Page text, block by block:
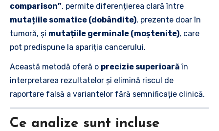
comparison”, permite diferențierea clară între
mutațiile somatice (dobândite), prezente doar în
tumoră, și mutațiile germinale (moștenite), care
pot predispune la apariția cancerului.
Această metodă oferă o precizie superioarăîn
interpretarea rezultatelor și elimină riscul de
raportare falsă a variantelor fără semnificație clinică.
Ce analize sunt incluse